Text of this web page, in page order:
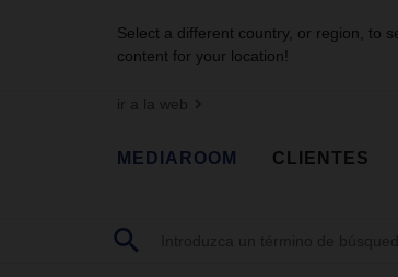
Select a different country, or region, to
content for your location!
ir a la web
MEDIAROOM CLIENTES